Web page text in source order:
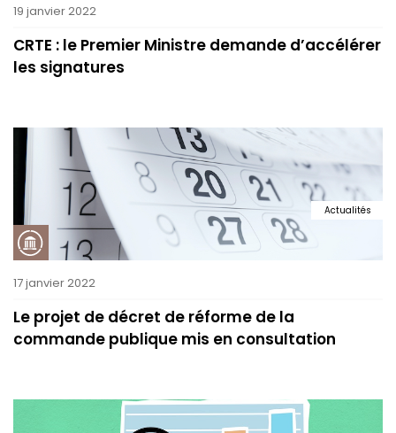
19 janvier 2022
CRTE : le Premier Ministre demande d’accélérer
les signatures
Actualités
17 janvier 2022
Le projet de décret de réforme de la
commande publique mis en consultation